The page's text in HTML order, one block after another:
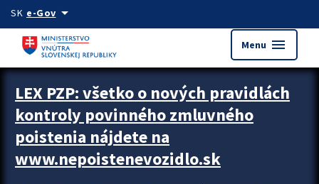
Preskocit na hlavný obsah
SK e-Govarrow_drop_down
Menu menu
Zastavit automatický posun upútavok
LEX PZP: všetko o nových pravidlách
kontroly povinného zmluvného
poistenia nájdete na
www.nepoistenevozidlo.sk